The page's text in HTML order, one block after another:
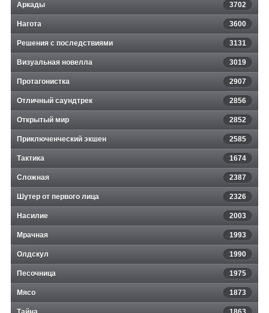
Аркады 3702
Нагота 3600
Решения с последствиями 3131
Визуальная новелла 3019
Протагонистка 2907
Отличный саундтрек 2856
Открытый мир 2852
Приключенческий экшен 2585
Тактика 1674
Сложная 2387
Шутер от первого лица 2326
Насилие 2003
Мрачная 1993
Олдскул 1990
Песочница 1975
Мясо 1873